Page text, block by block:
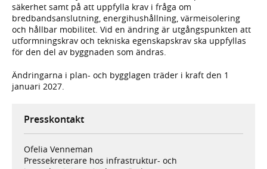
säkerhet samt på att uppfylla krav i fråga om
bredbandsanslutning, energihushållning, värmeisolering
och hållbar mobilitet. Vid en ändring är utgångspunkten att
utformningskrav och tekniska egenskapskrav ska uppfyllas
för den del av byggnaden som ändras.
Ändringarna i plan- och bygglagen träder i kraft den 1
januari 2027.
Presskontakt
Ofelia Venneman
Pressekreterare hos infrastruktur- och